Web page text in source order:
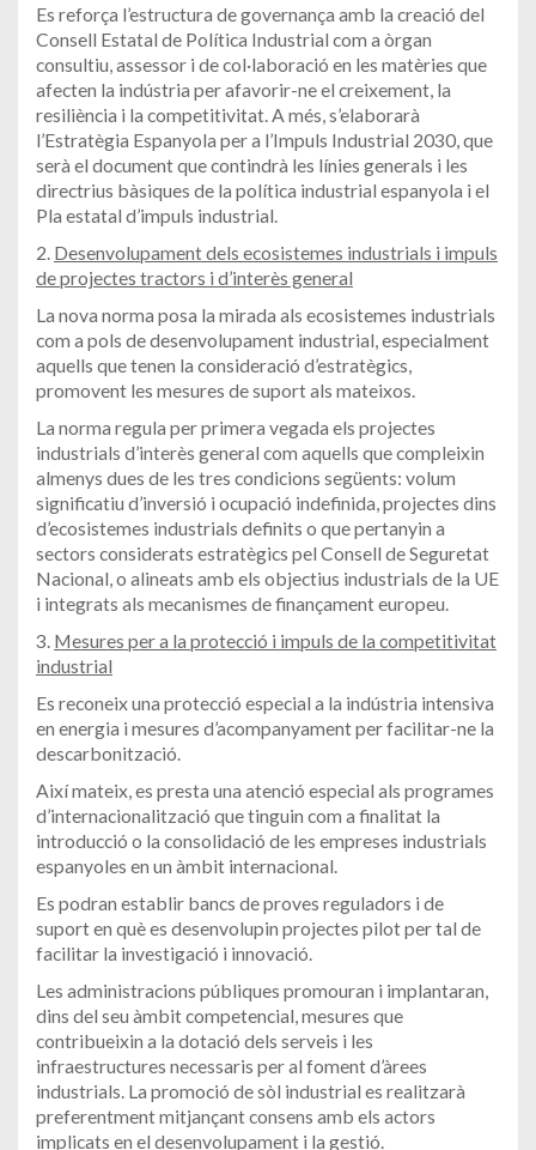
Es reforça l’estructura de governança amb la creació del
Consell Estatal de Política Industrial com a òrgan
consultiu, assessor i de col·laboració en les matèries que
afecten la indústria per afavorir-ne el creixement, la
resiliència i la competitivitat. A més, s’elaborarà
l’Estratègia Espanyola per a l’Impuls Industrial 2030, que
serà el document que contindrà les línies generals i les
directrius bàsiques de la política industrial espanyola i el
Pla estatal d’impuls industrial.
2. Desenvolupament dels ecosistemes industrials i impuls
de projectes tractors i d’interès general
La nova norma posa la mirada als ecosistemes industrials
com a pols de desenvolupament industrial, especialment
aquells que tenen la consideració d’estratègics,
promovent les mesures de suport als mateixos.
La norma regula per primera vegada els projectes
industrials d’interès general com aquells que compleixin
almenys dues de les tres condicions següents: volum
significatiu d’inversió i ocupació indefinida, projectes dins
d’ecosistemes industrials definits o que pertanyin a
sectors considerats estratègics pel Consell de Seguretat
Nacional, o alineats amb els objectius industrials de la UE
i integrats als mecanismes de finançament europeu.
3. Mesures per a la protecció i impuls de la competitivitat
industrial
Es reconeix una protecció especial a la indústria intensiva
en energia i mesures d’acompanyament per facilitar-ne la
descarbonització.
Així mateix, es presta una atenció especial als programes
d’internacionalització que tinguin com a finalitat la
introducció o la consolidació de les empreses industrials
espanyoles en un àmbit internacional.
Es podran establir bancs de proves reguladors i de
suport en què es desenvolupin projectes pilot per tal de
facilitar la investigació i innovació.
Les administracions públiques promouran i implantaran,
dins del seu àmbit competencial, mesures que
contribueixin a la dotació dels serveis i les
infraestructures necessaris per al foment d’àrees
industrials. La promoció de sòl industrial es realitzarà
preferentment mitjançant consens amb els actors
implicats en el desenvolupament i la gestió.